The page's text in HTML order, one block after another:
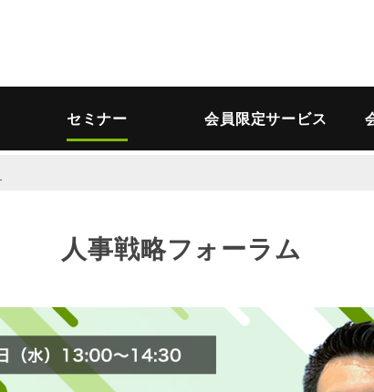
セミナー 会員限定サービス
人事戦略フォーラム